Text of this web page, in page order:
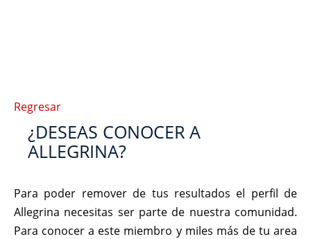
Regresar
¿DESEAS CONOCER A
ALLEGRINA?
Para poder remover de tus resultados el perfil de
Allegrina necesitas ser parte de nuestra comunidad.
Para conocer a este miembro y miles más de tu area